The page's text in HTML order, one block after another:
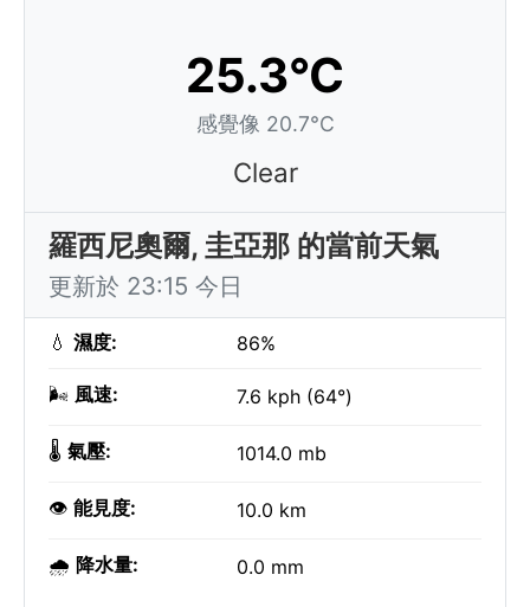
25.3°C
感覺像 20.7°C
Clear
羅西尼奧爾, 圭亞那 的當前天氣
更新於 23:15 今日
💧 濕度: 86%
🌬️ 風速: 7.6 kph (64°)
🌡️ 氣壓: 1014.0 mb
👁️ 能見度: 10.0 km
🌧️ 降水量: 0.0 mm